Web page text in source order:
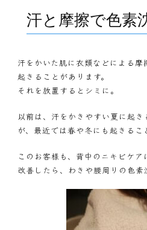
汗と摩擦で色素
汗をかいた肌に衣類などによる
起きることがあります。
それを放置するとシミに。
以前は、汗をかきやすい夏に起
が、最近では春や冬にも起きるこ
このお客様も、背中のニキビケ
改善したら、わきや腰周りの色素